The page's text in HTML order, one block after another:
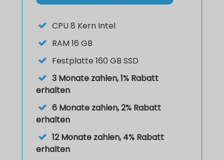
CPU 8 Kern Intel
RAM 16 GB
Festplatte 160 GB SSD
3 Monate zahlen, 1% Rabatt
erhalten
6 Monate zahlen, 2% Rabatt
erhalten
12 Monate zahlen, 4% Rabatt
erhalten